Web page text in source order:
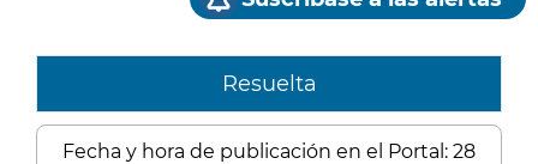
Resuelta
Fecha y hora de publicación en el Portal: 28